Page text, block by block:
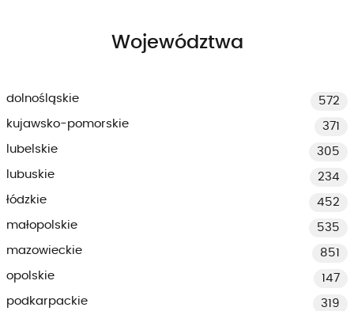
Województwa
dolnośląskie
572
kujawsko-pomorskie
371
lubelskie
305
lubuskie
234
łódzkie
452
małopolskie
535
mazowieckie
851
opolskie
147
podkarpackie
319